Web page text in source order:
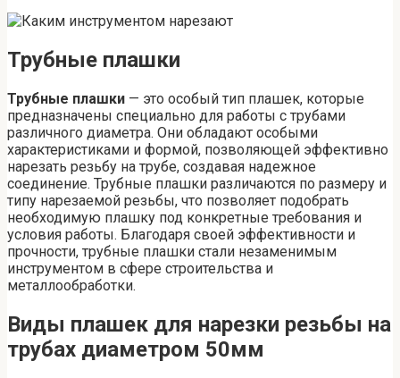
Трубные плашки
Трубные плашки — это особый тип плашек, которые
предназначены специально для работы с трубами
различного диаметра. Они обладают особыми
характеристиками и формой, позволяющей эффективно
нарезать резьбу на трубе, создавая надежное
соединение. Трубные плашки различаются по размеру и
типу нарезаемой резьбы, что позволяет подобрать
необходимую плашку под конкретные требования и
условия работы. Благодаря своей эффективности и
прочности, трубные плашки стали незаменимым
инструментом в сфере строительства и
металлообработки.
Виды плашек для нарезки резьбы на
трубах диаметром 50мм